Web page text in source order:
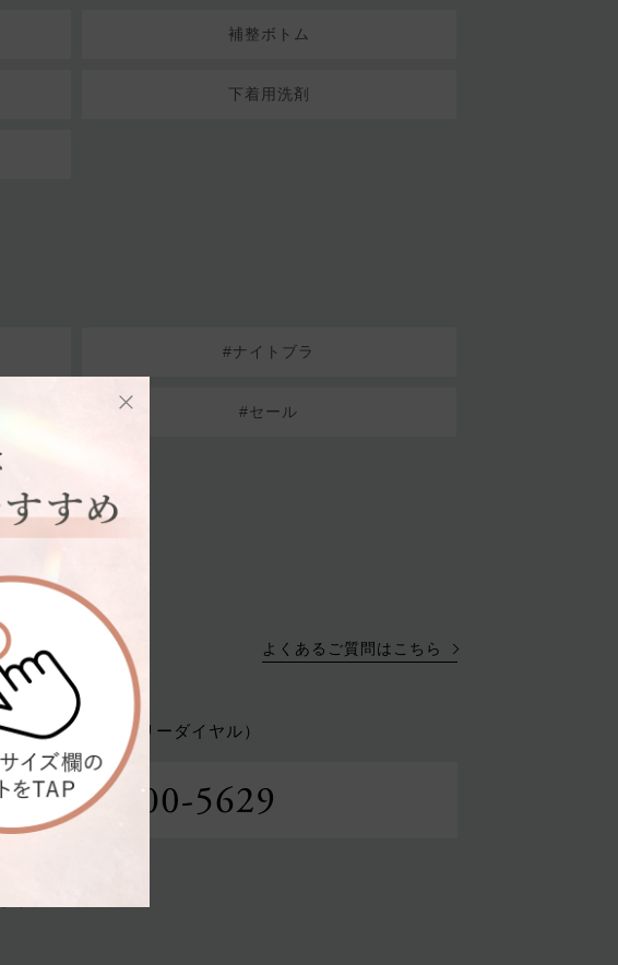
補整ボトム
下着用洗剤
#ナイトブラ
#セール
よくあるご質問はこちら
問い合わせ（フリーダイヤル）
。
す。